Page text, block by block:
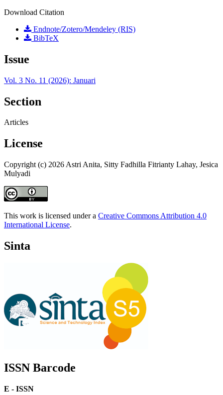
Download Citation
Endnote/Zotero/Mendeley (RIS)
BibTeX
Issue
Vol. 3 No. 11 (2026): Januari
Section
Articles
License
Copyright (c) 2026 Astri Anita, Sitty Fadhilla Fitrianty Lahay, Jesica
Mulyadi
This work is licensed under a Creative Commons Attribution 4.0
International License.
Sinta
ISSN Barcode
E - ISSN